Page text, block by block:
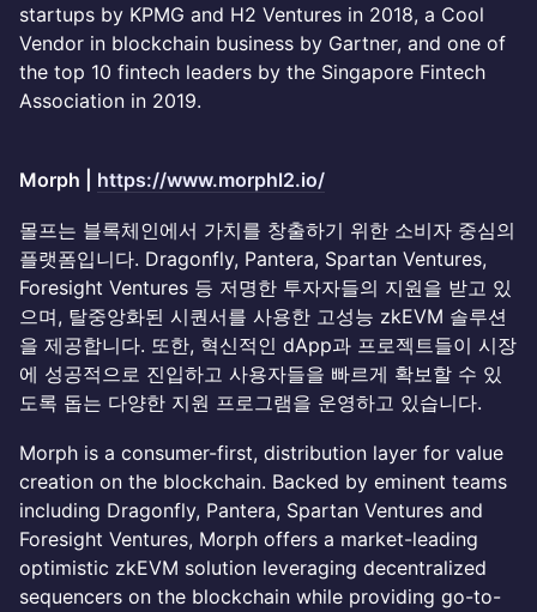
startups by KPMG and H2 Ventures in 2018, a Cool
Vendor in blockchain business by Gartner, and one of
the top 10 fintech leaders by the Singapore Fintech
Association in 2019.
Morph | https://www.morphl2.io/
몰프는 블록체인에서 가치를 창출하기 위한 소비자 중심의
플랫폼입니다. Dragonfly, Pantera, Spartan Ventures,
Foresight Ventures 등 저명한 투자자들의 지원을 받고 있
으며, 탈중앙화된 시퀀서를 사용한 고성능 zkEVM 솔루션
을 제공합니다. 또한, 혁신적인 dApp과 프로젝트들이 시장
에 성공적으로 진입하고 사용자들을 빠르게 확보할 수 있
도록 돕는 다양한 지원 프로그램을 운영하고 있습니다.
Morph is a consumer-first, distribution layer for value
creation on the blockchain. Backed by eminent teams
including Dragonfly, Pantera, Spartan Ventures and
Foresight Ventures, Morph offers a market-leading
optimistic zkEVM solution leveraging decentralized
sequencers on the blockchain while providing go-to-